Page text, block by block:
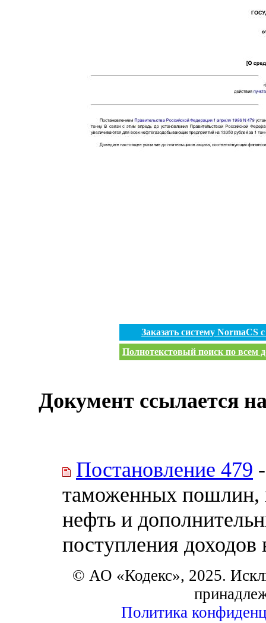
Заказать систему
Полнотекстовый поиск по всем
Документ ссылается
Постановление 479
таможенных пошлин,
нефть и
поступления
© АО «Кодекс», 2025.
Политика